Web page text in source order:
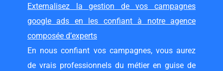
Externalisez la gestion de vos campagnes
google ads en les confiant à notre agence
composée d’experts
En nous confiant vos campagnes, vous aurez
de vrais professionnels du métier en guise de